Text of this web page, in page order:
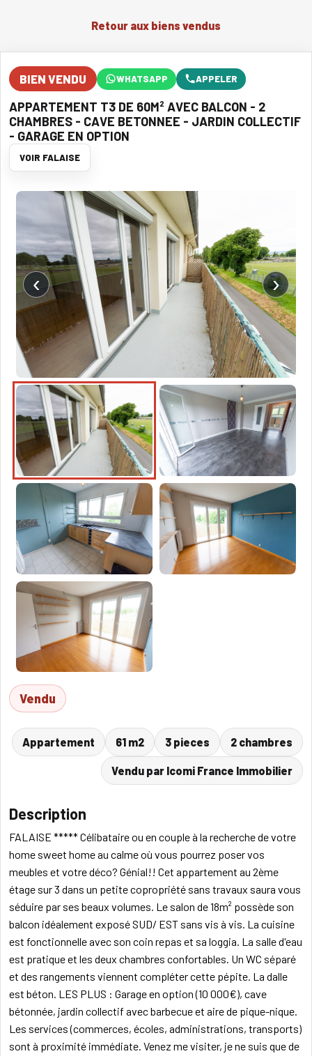
Retour aux biens vendus
BIEN VENDU WHATSAPP APPELER
APPARTEMENT T3 DE 60M² AVEC BALCON - 2
CHAMBRES - CAVE BETONNEE - JARDIN COLLECTIF
- GARAGE EN OPTION
VOIR FALAISE
‹ ›
Vendu
Appartement 61 m2 3 pieces 2 chambres
Vendu par Icomi France Immobilier
Description
FALAISE ***** Célibataire ou en couple à la recherche de votre
home sweet home au calme où vous pourrez poser vos
meubles et votre déco? Génial!! Cet appartement au 2ème
étage sur 3 dans un petite copropriété sans travaux saura vous
séduire par ses beaux volumes. Le salon de 18m² possède son
balcon idéalement exposé SUD/ EST sans vis à vis. La cuisine
est fonctionnelle avec son coin repas et sa loggia. La salle d'eau
est pratique et les deux chambres confortables. Un WC séparé
et des rangements viennent compléter cette pépite. La dalle
est béton. LES PLUS : Garage en option (10 000€), cave
bétonnée, jardin collectif avec barbecue et aire de pique-nique.
Les services (commerces, écoles, administrations, transports)
sont à proximité immédiate. Venez me visiter, je ne suis que de